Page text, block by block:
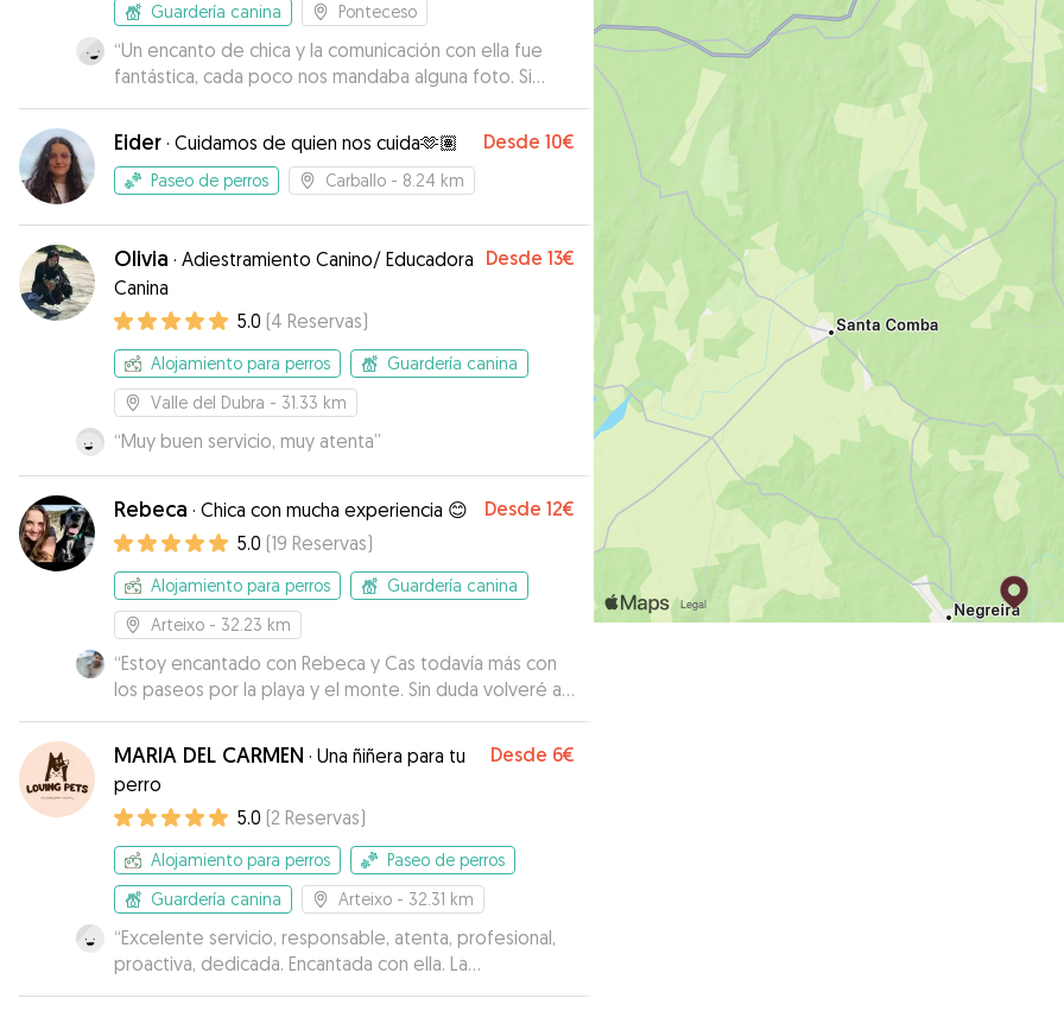
Guardería canina
Ponteceso
“Un encanto de chica y la comunicación con ella fue
fantástica, cada poco nos mandaba alguna foto. Si
vuelvo aquí desde luego contaría otra vez con ella”
Eider · Cuidamos de quien nos cuida🫶🏽 Desde 10€
Paseo de perros Carballo - 8.24 km
Olivia · Adiestramiento Canino/ Educadora
Canina
Desde 13€
5.0 (4 Reservas)
Alojamiento para perros
Guardería canina
Valle del Dubra - 31.33 km
“Muy buen servicio, muy atenta”
Rebeca · Chica con mucha experiencia 😊 Desde 12€
5.0 (19 Reservas)
Alojamiento para perros
Guardería canina
Arteixo - 32.23 km
“Estoy encantado con Rebeca y Cas todavía más con
los paseos por la playa y el monte. Sin duda volveré a
repetir.”
MARIA DEL CARMEN · Una ñiñera para tu
perro
Desde 6€
5.0 (2 Reservas)
Alojamiento para perros
Paseo de perros
Guardería canina
Arteixo - 32.31 km
“Excelente servicio, responsable, atenta, profesional,
proactiva, dedicada. Encantada con ella. La
recomiendo al 100%.”